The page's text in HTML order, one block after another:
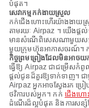
បំផុត។
សេវាកម្មកក់ងាយស្រួល
កក់ជើងហោះហើរយ៉ាងងាយ
តាមរយៈ Airpaz ។ យើងផ្
មានសំណើពិសេសណាមួយសម្រា
មួយក្រុមហ៊ុនអាកាសចរណ៍។
កិច្ចព្រមព្រៀងដែលមិនអាច
ធ្វើឱ្យ Airpaz ជាជម្រើសកំ
ផ្តល់ជូនដ៏គួរឱ្យទាក់ទាញ។
Airpaz អ្នកអាចស្វែងរក
ថវិការបស់អ្នក។ កក់ ជើងហោ
ដំណើរដ៏ល្អបំផុត និងការសន្សំ